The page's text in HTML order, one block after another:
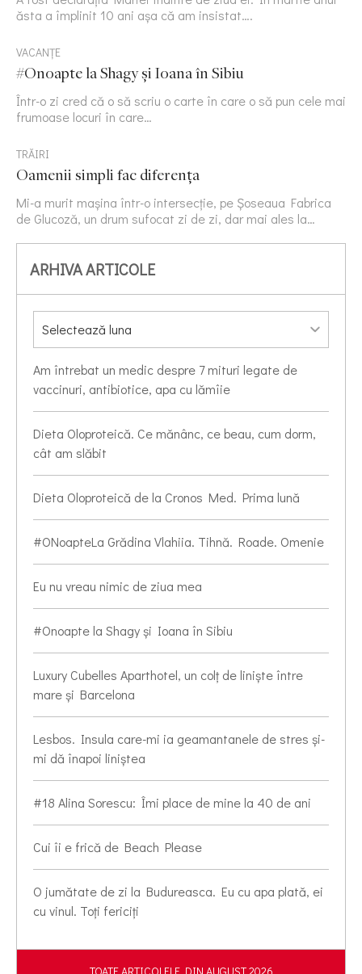
ăsta a împlinit 10 ani așa că am insistat….
VACANȚE
#Onoapte la Shagy și Ioana în Sibiu
Într-o zi cred că o să scriu o carte în care o să pun cele mai
frumoase locuri în care…
TRĂIRI
Oamenii simpli fac diferența
Mi-a murit mașina într-o intersecție, pe Șoseaua Fabrica
de Glucoză, un drum sufocat zi de zi, dar mai ales la…
ARHIVA ARTICOLE
Am întrebat un medic despre 7 mituri legate de
vaccinuri, antibiotice, apa cu lămîie
Dieta Oloproteică. Ce mănânc, ce beau, cum dorm,
cât am slăbit
Dieta Oloproteică de la Cronos Med. Prima lună
#ONoapteLa Grădina Vlahiia. Tihnă. Roade. Omenie
Eu nu vreau nimic de ziua mea
#Onoapte la Shagy și Ioana în Sibiu
Luxury Cubelles Aparthotel, un colț de liniște între
mare și Barcelona
Lesbos. Insula care-mi ia geamantanele de stres și-
mi dă înapoi liniștea
#18 Alina Sorescu: Îmi place de mine la 40 de ani
Cui îi e frică de Beach Please
O jumătate de zi la Budureasca. Eu cu apa plată, ei
cu vinul. Toți fericiți